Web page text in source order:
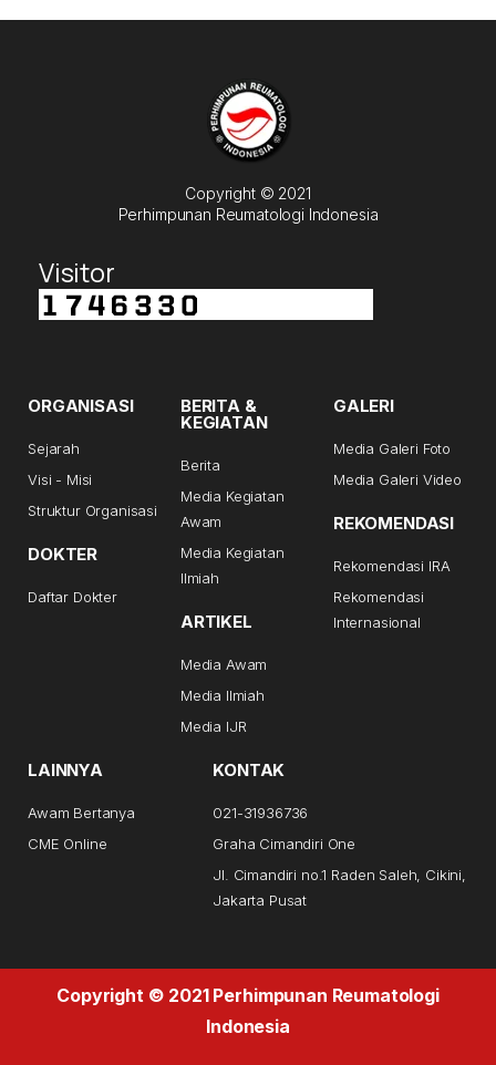
Copyright © 2021
Perhimpunan Reumatologi Indonesia
Visitor
ORGANISASI
Sejarah
Visi - Misi
Struktur Organisasi
DOKTER
Daftar Dokter
BERITA &
KEGIATAN
Berita
Media Kegiatan
Awam
Media Kegiatan
Ilmiah
ARTIKEL
Media Awam
Media Ilmiah
Media IJR
GALERI
Media Galeri Foto
Media Galeri Video
REKOMENDASI
Rekomendasi IRA
Rekomendasi
Internasional
LAINNYA
Awam Bertanya
CME Online
KONTAK
021-31936736
Graha Cimandiri One
Jl. Cimandiri no.1 Raden Saleh, Cikini,
Jakarta Pusat
Copyright © 2021 Perhimpunan Reumatologi
Indonesia